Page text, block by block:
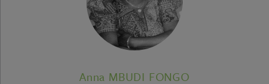
Anna MBUDI FONGO